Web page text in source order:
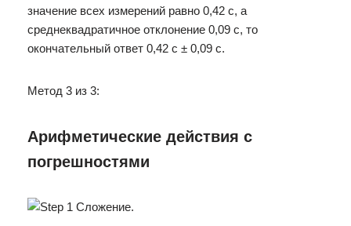
значение всех измерений равно 0,42 с, а
среднеквадратичное отклонение 0,09 с, то
окончательный ответ 0,42 с ± 0,09 с.
Метод 3 из 3:
Арифметические действия с
погрешностями